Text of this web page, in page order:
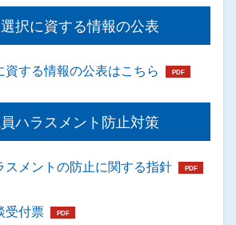
択に資する情報の公表
資する情報の公表はこちら
ハラスメント防止対策
スメントの防止に関する指針
受付票